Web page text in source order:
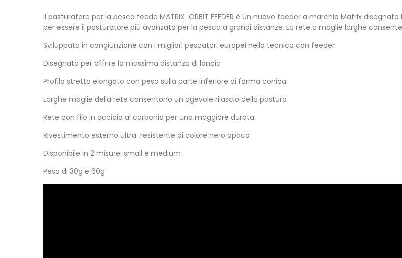
Il pasturatore per la pesca feede MATRIX ORBIT FEEDER è Un nuovo feeder a marchio Matrix
per essere il pasturatore più avanzato per la pesca a grandi distanze. La rete a maglie larghe
Sviluppato in congiunzione con i migliori pescatori europei nella tecnica con feeder
Disegnato per offrire la massima distanza di lancio
Profilo stretto elongato con peso sulla parte inferiore di forma conica
Larghe maglie della rete consentono un agevole rilascio della pastura
Rete con filo in acciaio al carbonio per una maggiore durata
Rivestimento esterno ultra-resistente di colore nero opaco
Disponibile in 2 misure: small e medium
Peso di 30g e 60g